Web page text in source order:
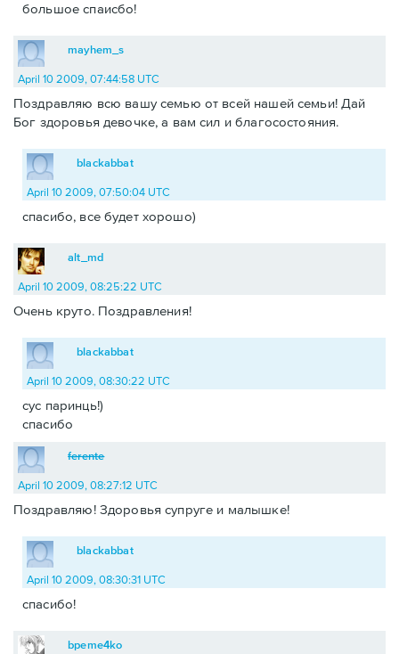
большое спаисбо!
mayhem_s
April 10 2009, 07:44:58 UTC
Поздравляю всю вашу семью от всей нашей семьи! Дай
Бог здоровья девочке, а вам сил и благосостояния.
blackabbat
April 10 2009, 07:50:04 UTC
спасибо, все будет хорошо)
alt_md
April 10 2009, 08:25:22 UTC
Очень круто. Поздравления!
blackabbat
April 10 2009, 08:30:22 UTC
сус паринць!)
спасибо
ferente
April 10 2009, 08:27:12 UTC
Поздравляю! Здоровья супруге и малышке!
blackabbat
April 10 2009, 08:30:31 UTC
спасибо!
bpeme4ko